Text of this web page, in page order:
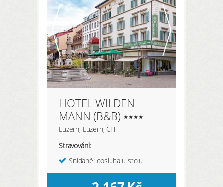
HOTEL WILDEN
MANN (B&B)
Luzern, Luzern, CH
Stravování:
Snídaně: obsluha u stolu